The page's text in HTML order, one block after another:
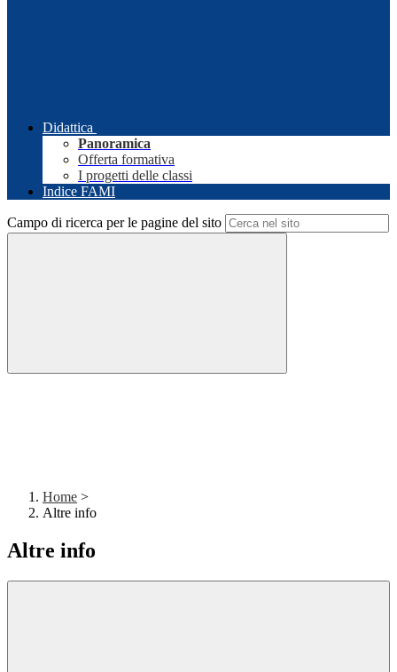
Didattica
Panoramica
Offerta formativa
I progetti delle classi
Indice FAMI
Campo di ricerca per le pagine del sito
Home >
Altre info
Altre info